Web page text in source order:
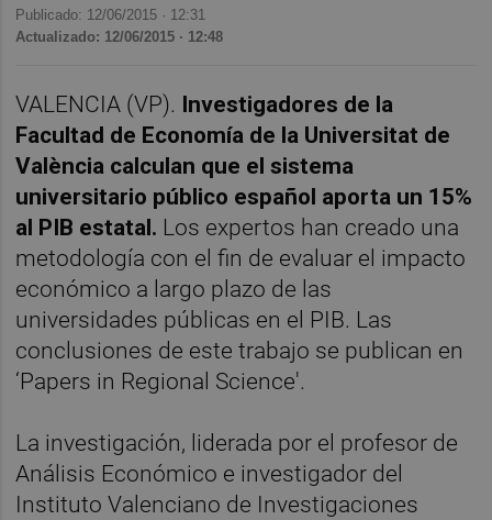
Publicado: 12/06/2015 · 12:31
Actualizado: 12/06/2015 · 12:48
VALENCIA (VP). Investigadores de la
Facultad de Economía de la Universitat de
València calculan que el sistema
universitario público español aporta un 15%
al PIB estatal. Los expertos han creado una
metodología con el fin de evaluar el impacto
económico a largo plazo de las
universidades públicas en el PIB. Las
conclusiones de este trabajo se publican en
‘Papers in Regional Science'.
La investigación, liderada por el profesor de
Análisis Económico e investigador del
Instituto Valenciano de Investigaciones